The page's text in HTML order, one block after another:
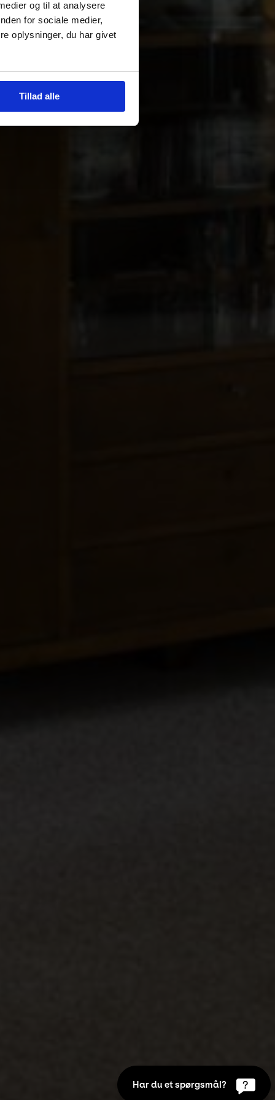
og til at analysere
for sociale medier,
oplysninger, du har givet
Tillad alle
Har du et spørgsmål?